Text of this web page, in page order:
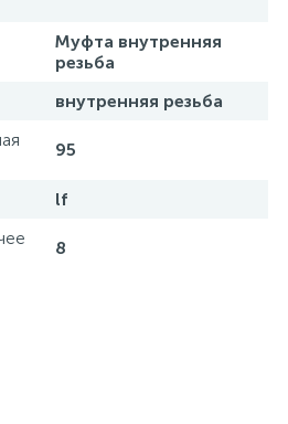
Муфта внутренняя
резьба
внутренняя резьба
95
lf
8